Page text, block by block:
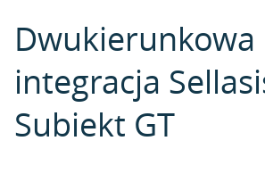
Dwukierunkowa
integracja
Subiekt GT